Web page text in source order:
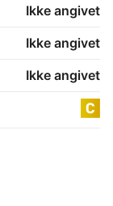
Ikke angivet
Ikke angivet
Ikke angivet